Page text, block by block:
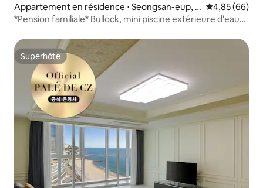
Appartement en résidence ⋅ Seongsan-eup, S
eogwipo-si
Évaluation
4,85 (66)
*Pension familiale* Bullock, mini piscine extérieure d'eau
Jung avec vue sur le lever du soleil à Seongsan
Superhôte
Superhôte